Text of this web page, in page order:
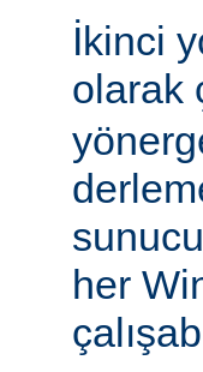
İkinci
olarak
her